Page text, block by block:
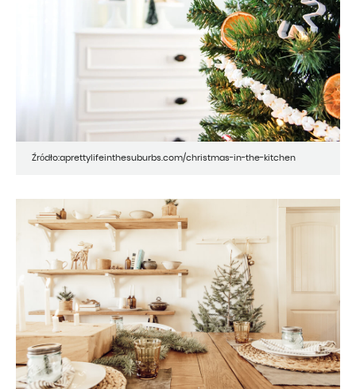
Źródło:aprettylifeinthesuburbs.com/christmas-in-the-kitchen